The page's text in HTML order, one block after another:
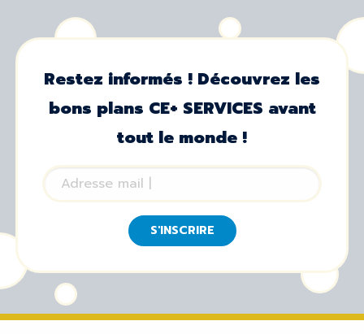
Restez informés ! Découvrez les
bons plans CE+ SERVICES avant
tout le monde !
S'INSCRIRE